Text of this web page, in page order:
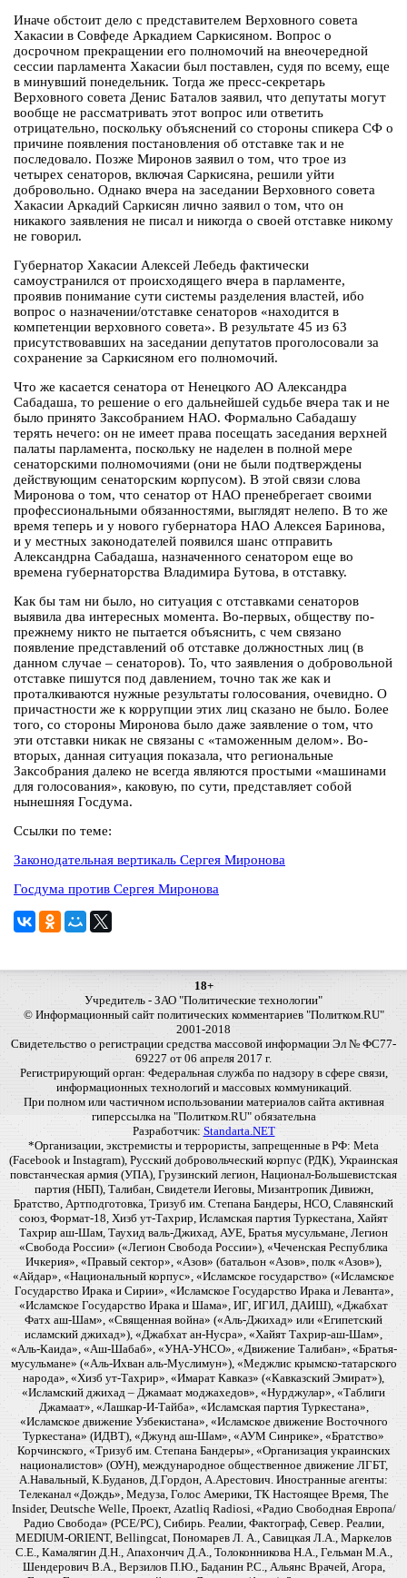
Иначе обстоит дело с представителем Верховного совета
Хакасии в Совфеде Аркадием Саркисяном. Вопрос о
досрочном прекращении его полномочий на внеочередной
сессии парламента Хакасии был поставлен, судя по всему, еще
в минувший понедельник. Тогда же пресс-секретарь
Верховного совета Денис Баталов заявил, что депутаты могут
вообще не рассматривать этот вопрос или ответить
отрицательно, поскольку объяснений со стороны спикера СФ о
причине появления постановления об отставке так и не
последовало. Позже Миронов заявил о том, что трое из
четырех сенаторов, включая Саркисяна, решили уйти
добровольно. Однако вчера на заседании Верховного совета
Хакасии Аркадий Саркисян лично заявил о том, что он
никакого заявления не писал и никогда о своей отставке никому
не говорил.
Губернатор Хакасии Алексей Лебедь фактически
самоустранился от происходящего вчера в парламенте,
проявив понимание сути системы разделения властей, ибо
вопрос о назначении/отставке сенаторов «находится в
компетенции верховного совета». В результате 45 из 63
присутствовавших на заседании депутатов проголосовали за
сохранение за Саркисяном его полномочий.
Что же касается сенатора от Ненецкого АО Александра
Сабадаша, то решение о его дальнейшей судьбе вчера так и не
было принято Заксобранием НАО. Формально Сабадашу
терять нечего: он не имеет права посещать заседания верхней
палаты парламента, поскольку не наделен в полной мере
сенаторскими полномочиями (они не были подтверждены
действующим сенаторским корпусом). В этой связи слова
Миронова о том, что сенатор от НАО пренебрегает своими
профессиональными обязанностями, выглядят нелепо. В то же
время теперь и у нового губернатора НАО Алексея Баринова,
и у местных законодателей появился шанс отправить
Александрна Сабадаша, назначенного сенатором еще во
времена губернаторства Владимира Бутова, в отставку.
Как бы там ни было, но ситуация с отставками сенаторов
выявила два интересных момента. Во-первых, обществу по-
прежнему никто не пытается объяснить, с чем связано
появление представлений об отставке должностных лиц (в
данном случае – сенаторов). То, что заявления о добровольной
отставке пишутся под давлением, точно так же как и
проталкиваются нужные результаты голосования, очевидно. О
причастности же к коррупции этих лиц сказано не было. Более
того, со стороны Миронова было даже заявление о том, что
эти отставки никак не связаны с «таможенным делом». Во-
вторых, данная ситуация показала, что региональные
Заксобрания далеко не всегда являются простыми «машинами
для голосования», каковую, по сути, представляет собой
нынешняя Госдума.
Ссылки по теме:
Законодательная вертикаль Сергея Миронова
Госдума против Сергея Миронова
18+
Учредитель - ЗАО "Политические технологии"
© Информационный сайт политических комментариев "Политком.RU"
2001-2018
Свидетельство о регистрации средства массовой информации Эл № ФС77-
69227 от 06 апреля 2017 г.
Регистрирующий орган: Федеральная служба по надзору в сфере связи,
информационных технологий и массовых коммуникаций.
При полном или частичном использовании материалов сайта активная
гиперссылка на "Политком.RU" обязательна
Разработчик: Standarta.NET
*Организации, экстремисты и террористы, запрещенные в РФ: Meta
(Facebook и Instagram), Русский добровольческий корпус (РДК), Украинская
повстанческая армия (УПА), Грузинский легион, Национал-Большевистская
партия (НБП), Талибан, Свидетели Иеговы, Мизантропик Дивижн,
Братство, Артподготовка, Тризуб им. Степана Бандеры, НСО, Славянский
союз, Формат-18, Хизб ут-Тахрир, Исламская партия Туркестана, Хайят
Тахрир аш-Шам, Таухид валь-Джихад, АУЕ, Братья мусульмане, Легион
«Свобода России» («Легион Свобода России»), «Чеченская Республика
Ичкерия», «Правый сектор», «Азов» (батальон «Азов», полк «Азов»),
«Айдар», «Национальный корпус», «Исламское государство» («Исламское
Государство Ирака и Сирии», «Исламское Государство Ирака и Леванта»,
«Исламское Государство Ирака и Шама», ИГ, ИГИЛ, ДАИШ), «Джабхат
Фатх аш-Шам», «Священная война» («Аль-Джихад» или «Египетский
исламский джихад»), «Джабхат ан-Нусра», «Хайят Тахрир-аш-Шам»,
«Аль-Каида», «Аш-Шабаб», «УНА-УНСО», «Движение Талибан», «Братья-
мусульмане» («Аль-Ихван аль-Муслимун»), «Меджлис крымско-татарского
народа», «Хизб ут-Тахрир», «Имарат Кавказ» («Кавказский Эмират»),
«Исламский джихад – Джамаат моджахедов», «Нурджулар», «Таблиги
Джамаат», «Лашкар-И-Тайба», «Исламская партия Туркестана»,
«Исламское движение Узбекистана», «Исламское движение Восточного
Туркестана» (ИДВТ), «Джунд аш-Шам», «АУМ Синрике», «Братство»
Корчинского, «Тризуб им. Степана Бандеры», «Организация украинских
националистов» (ОУН), международное общественное движение ЛГБТ,
А.Навальный, К.Буданов, Д.Гордон, А.Арестович. Иностранные агенты:
Телеканал «Дождь», Медуза, Голос Америки, ТК Настоящее Время, The
Insider, Deutsche Welle, Проект, Azatliq Radiosi, «Радио Свободная Европа/
Радио Свобода» (PCE/PC), Сибирь. Реалии, Фактограф, Север. Реалии,
MEDIUM-ORIENT, Bellingcat, Пономарев Л. А., Савицкая Л.А., Маркелов
С.Е., Камалягин Д.Н., Апахончич Д.А., Толоконникова Н.А., Гельман М.А.,
Шендерович В.А., Верзилов П.Ю., Баданин Р.С., Альянс Врачей, Агора,